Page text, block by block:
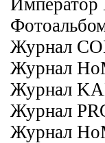
Император
Журнал
Журнал
Журнал
Журнал
Журнал